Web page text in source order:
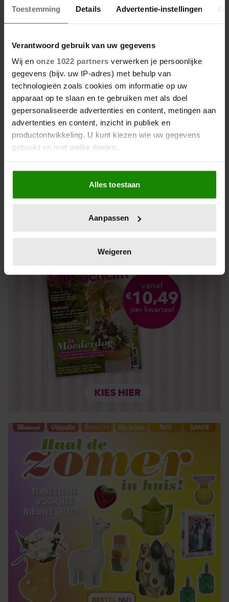
Toestemming Details Advertentie-instellingen
Verantwoord gebruik van uw gegevens
Wij en onze 1022 partners verwerken je persoonlijke
gegevens (bijv. uw IP-adres) met behulp van
technologieën zoals cookies om informatie op uw
apparaat op te slaan en te gebruiken met als doel
gepersonaliseerde advertenties en content, metingen aan
advertenties en content, inzicht in publiek en
productontwikkeling. U kunt kiezen wie uw gegevens
gebruikt en met welke doelen.
Als u het toestaat, willen we ook graag:
Informatie verzamelen over uw geografische locatie,
die tot een paar meter nauwkeurig kan zijn
op specifieke eigenschappen (fingerprinting)
verwerkt en stel uw voorkeuren in het
intrekken in de Cookieverklaring.
We gebruiken cookies om content en advertenties te
personaliseren, om functies voor social media te bieden
en om ons websiteverkeer te analyseren. Ook delen we
informatie over uw gebruik van onze site met onze
partners voor social media, adverteren en analyse. Deze
partners kunnen deze gegevens combineren met andere
informatie die u aan ze heeft verstrekt of die ze hebben
gaat akkoord met onze cookies als u onze website blijft
Alles toestaan
Aanpassen
Weigeren
De nieuwe Mijn Geheim ligt nu in de winkel
Abonneren
Los kopen